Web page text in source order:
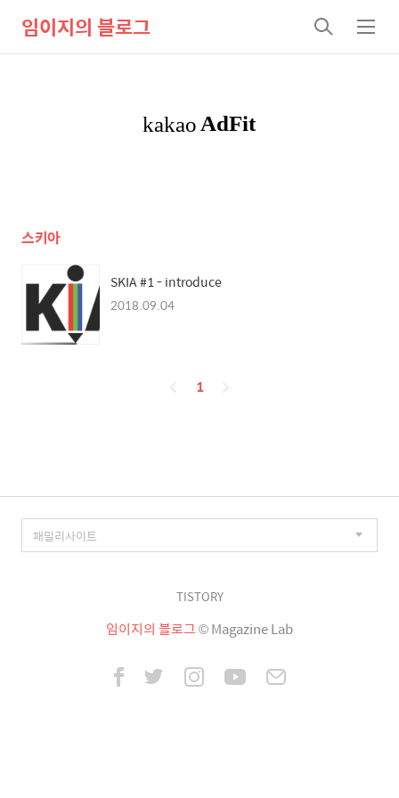
임이지의 블로그
검
색
메
뉴
스키아
SKIA #1 - introduce
2018.09.04
페
1
TISTORY
임이지의 블로그© Magazine Lab